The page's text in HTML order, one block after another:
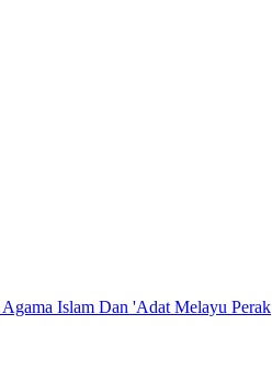
Islam Dan 'Adat Melayu Perak